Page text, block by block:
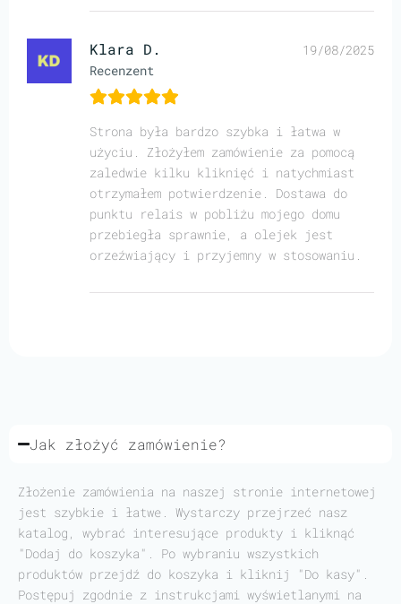
Klara D.
Recenzent
19/08/2025
Strona była bardzo szybka i łatwa w
użyciu. Złożyłem zamówienie za pomocą
zaledwie kilku kliknięć i natychmiast
otrzymałem potwierdzenie. Dostawa do
punktu relais w pobliżu mojego domu
przebiegła sprawnie, a olejek jest
orzeźwiający i przyjemny w stosowaniu.
Jak złożyć zamówienie?
Złożenie zamówienia na naszej stronie internetowej
jest szybkie i łatwe. Wystarczy przejrzeć nasz
katalog, wybrać interesujące produkty i kliknąć
"Dodaj do koszyka". Po wybraniu wszystkich
produktów przejdź do koszyka i kliknij "Do kasy".
Postępuj zgodnie z instrukcjami wyświetlanymi na